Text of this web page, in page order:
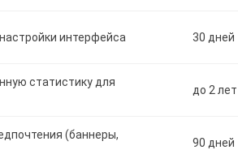
интерфейса 30 дней
статистику для
до 2 лет
(баннеры,
90 дней